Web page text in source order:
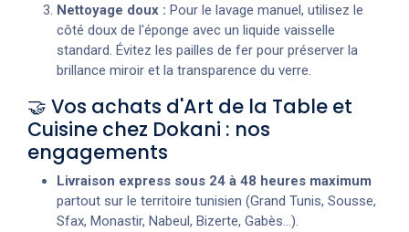
Nettoyage doux : Pour le lavage manuel, utilisez le
côté doux de l'éponge avec un liquide vaisselle
standard. Évitez les pailles de fer pour préserver la
brillance miroir et la transparence du verre.
🤝 Vos achats d'Art de la Table et
Cuisine chez Dokani : nos
engagements
Livraison express sous 24 à 48 heures maximum
partout sur le territoire tunisien (Grand Tunis, Sousse,
Sfax, Monastir, Nabeul, Bizerte, Gabès...).